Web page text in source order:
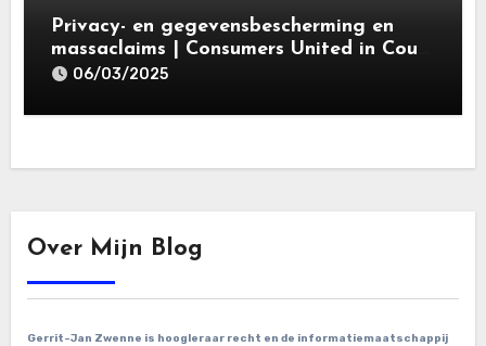
Privacy- en gegevensbescherming en
massaclaims | Consumers United in Court
(‘CUIC’) | Volkshotel A’dam 6 maart
06/03/2025
Over Mijn Blog
Gerrit-Jan Zwenne is hoogleraar recht en de informatiemaatschappij